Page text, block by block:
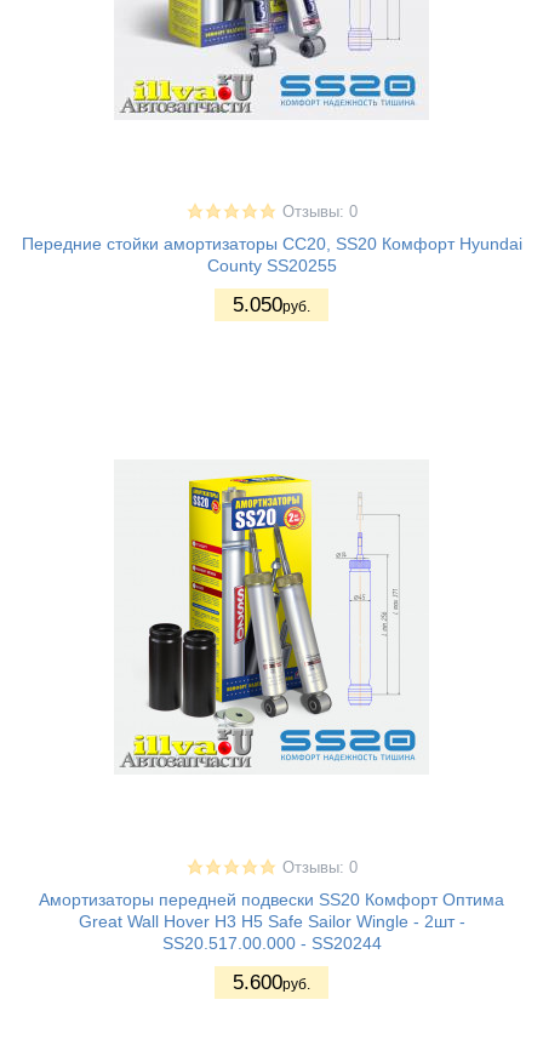
Отзывы: 0
Передние стойки амортизаторы СС20, SS20 Комфорт Hyundai
County SS20255
5.050руб.
Отзывы: 0
Амортизаторы передней подвески SS20 Комфорт Оптима
Great Wall Hover H3 H5 Safe Sailor Wingle - 2шт -
SS20.517.00.000 - SS20244
5.600руб.